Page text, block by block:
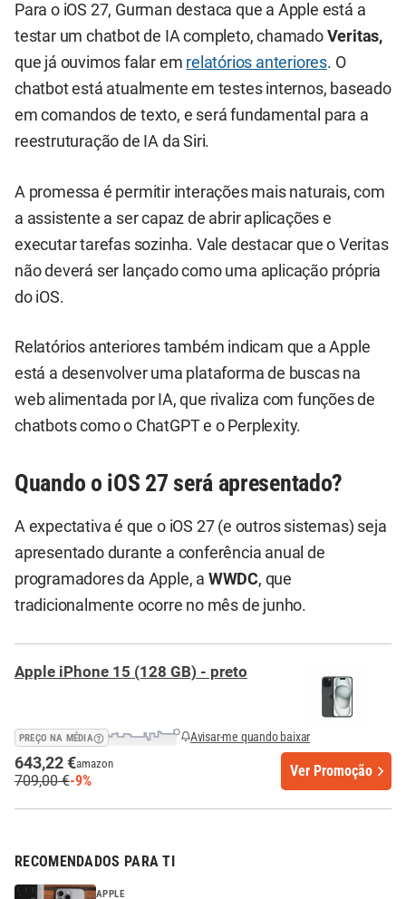
Para o iOS 27, Gurman destaca que a Apple está a
testar um chatbot de IA completo, chamado Veritas,
que já ouvimos falar em relatórios anteriores. O
chatbot está atualmente em testes internos, baseado
em comandos de texto, e será fundamental para a
reestruturação de IA da Siri.
A promessa é permitir interações mais naturais, com
a assistente a ser capaz de abrir aplicações e
executar tarefas sozinha. Vale destacar que o Veritas
não deverá ser lançado como uma aplicação própria
do iOS.
Relatórios anteriores também indicam que a Apple
está a desenvolver uma plataforma de buscas na
web alimentada por IA, que rivaliza com funções de
chatbots como o ChatGPT e o Perplexity.
Quando o iOS 27 será apresentado?
A expectativa é que o iOS 27 (e outros sistemas) seja
apresentado durante a conferência anual de
programadores da Apple, a WWDC, que
tradicionalmente ocorre no mês de junho.
Apple iPhone 15 (128 GB) - preto
PREÇO NA MÉDIA Avisar-me quando baixar
643,22 €amazon
709,00 €-9%
Ver Promoção
RECOMENDADOS PARA TI
APPLE